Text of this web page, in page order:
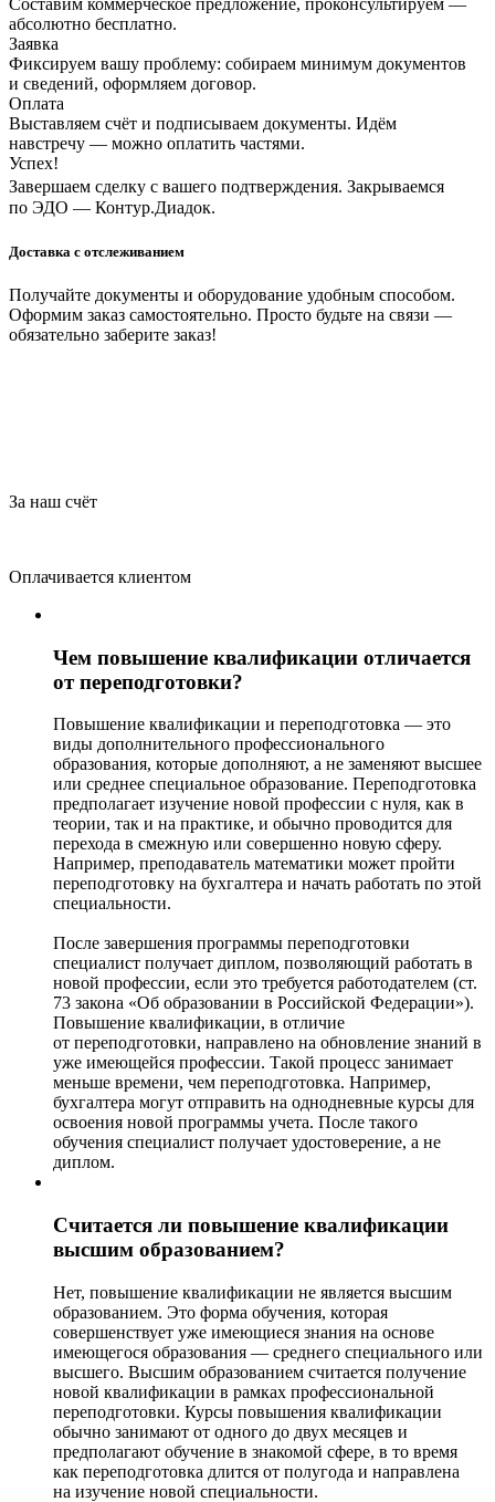
Составим коммерческое предложение, проконсультируем —
абсолютно бесплатно.
Заявка
Фиксируем вашу проблему: собираем минимум документов
и сведений, оформляем договор.
Оплата
Выставляем счёт и подписываем документы. Идём
навстречу — можно оплатить частями.
Успех!
Завершаем сделку с вашего подтверждения. Закрываемся
по ЭДО — Контур.Диадок.
Доставка с отслеживанием
Получайте документы и оборудование удобным способом.
Оформим заказ самостоятельно. Просто будьте на связи —
обязательно заберите заказ!
За наш счёт
Оплачивается клиентом
Чем повышение квалификации отличается
от переподготовки?
Повышение квалификации и переподготовка — это
виды дополнительного профессионального
образования, которые дополняют, а не заменяют высшее
или среднее специальное образование. Переподготовка
предполагает изучение новой профессии с нуля, как в
теории, так и на практике, и обычно проводится для
перехода в смежную или совершенно новую сферу.
Например, преподаватель математики может пройти
переподготовку на бухгалтера и начать работать по этой
специальности.
После завершения программы переподготовки
специалист получает диплом, позволяющий работать в
новой профессии, если это требуется работодателем (ст.
73 закона «Об образовании в Российской Федерации»).
Повышение квалификации, в отличие
от переподготовки, направлено на обновление знаний в
уже имеющейся профессии. Такой процесс занимает
меньше времени, чем переподготовка. Например,
бухгалтера могут отправить на однодневные курсы для
освоения новой программы учета. После такого
обучения специалист получает удостоверение, а не
диплом.
Считается ли повышение квалификации
высшим образованием?
Нет, повышение квалификации не является высшим
образованием. Это форма обучения, которая
совершенствует уже имеющиеся знания на основе
имеющегося образования — среднего специального или
высшего. Высшим образованием считается получение
новой квалификации в рамках профессиональной
переподготовки. Курсы повышения квалификации
обычно занимают от одного до двух месяцев и
предполагают обучение в знакомой сфере, в то время
как переподготовка длится от полугода и направлена
на изучение новой специальности.